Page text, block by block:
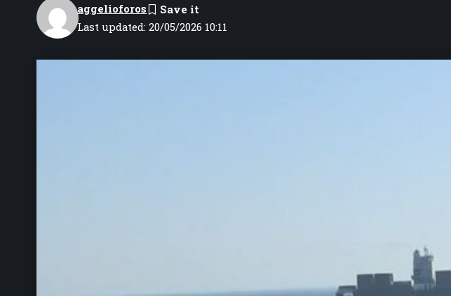
Last updated: 20/05/2026 10:11
aggelioforos